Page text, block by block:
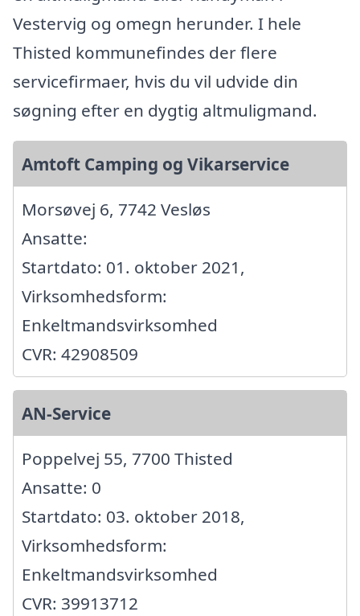
Vestervig og omegn herunder. I hele
Thisted kommunefindes der flere
servicefirmaer, hvis du vil udvide din
søgning efter en dygtig altmuligmand.
Amtoft Camping og Vikarservice
Morsøvej 6, 7742 Vesløs
Ansatte:
Startdato: 01. oktober 2021,
Virksomhedsform:
Enkeltmandsvirksomhed
CVR: 42908509
AN-Service
Poppelvej 55, 7700 Thisted
Ansatte: 0
Startdato: 03. oktober 2018,
Virksomhedsform:
Enkeltmandsvirksomhed
CVR: 39913712